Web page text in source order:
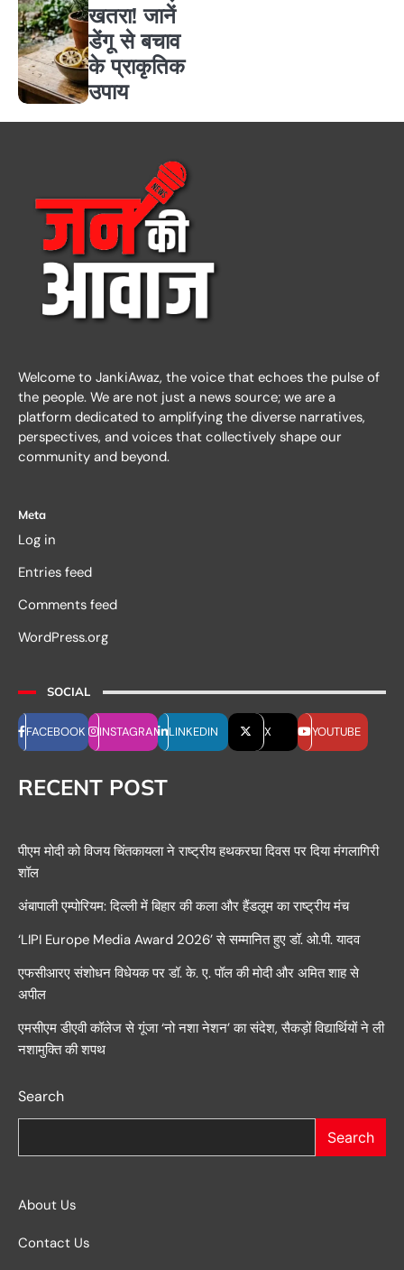
खतरा! जानें
डेंगू से बचाव
के प्राकृतिक
उपाय
Welcome to JankiAwaz, the voice that echoes the pulse of
the people. We are not just a news source; we are a
platform dedicated to amplifying the diverse narratives,
perspectives, and voices that collectively shape our
community and beyond.
Meta
Log in
Entries feed
Comments feed
WordPress.org
SOCIAL
FACEBOOK INSTAGRAM LINKEDIN X YOUTUBE
RECENT POST
पीएम मोदी को विजय चिंतकायला ने राष्ट्रीय हथकरघा दिवस पर दिया मंगलागिरी
शॉल
अंबापाली एम्पोरियम: दिल्ली में बिहार की कला और हैंडलूम का राष्ट्रीय मंच
‘LIPI Europe Media Award 2026’ से सम्मानित हुए डॉ. ओ.पी. यादव
एफसीआरए संशोधन विधेयक पर डॉ. के. ए. पॉल की मोदी और अमित शाह से
अपील
एमसीएम डीएवी कॉलेज से गूंजा ‘नो नशा नेशन’ का संदेश, सैकड़ों विद्यार्थियों ने ली
नशामुक्ति की शपथ
Search
Search
About Us
Contact Us